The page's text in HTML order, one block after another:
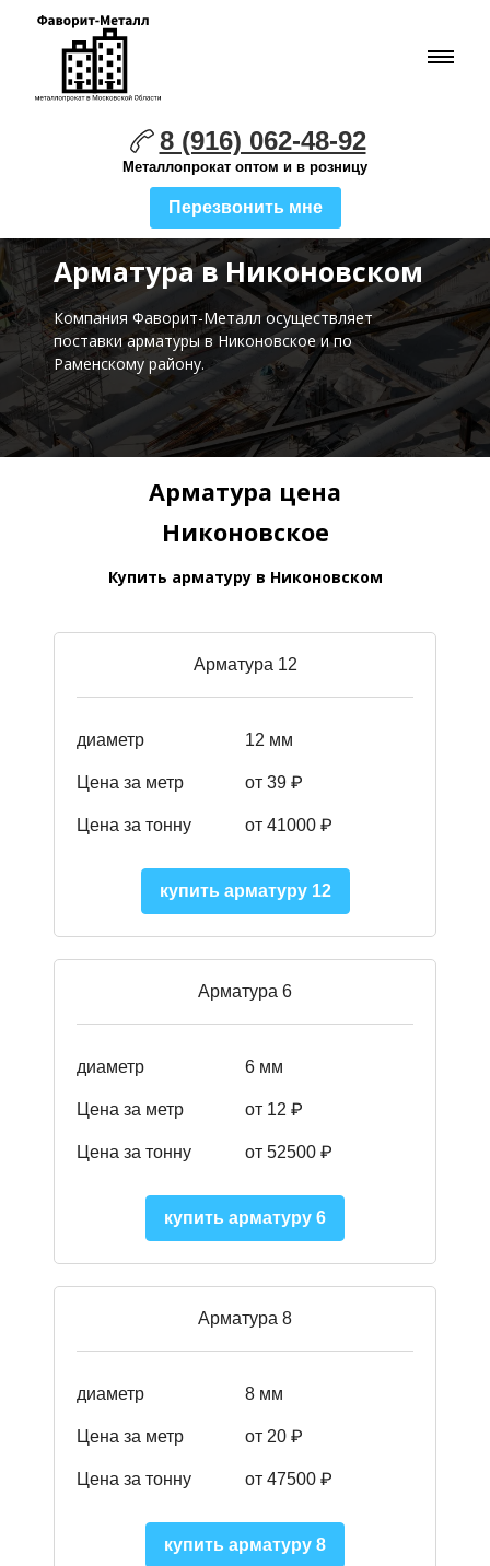
8 (916) 062-48-92
Металлопрокат оптом и в розницу
Перезвонить мне
Арматура в Никоновском
Компания Фаворит-Металл осуществляет
поставкиарматуры в Никоновское и по
Раменскому району.
Арматура цена
Никоновское
Купить арматуру в Никоновском
Арматура 12
диаметр 12 мм
Цена за метр от 39 ₽
Цена за тонну от 41000 ₽
купить арматуру 12
Арматура 6
диаметр 6 мм
Цена за метр от 12 ₽
Цена за тонну от 52500 ₽
купить арматуру 6
Арматура 8
диаметр 8 мм
Цена за метр от 20 ₽
Цена за тонну от 47500 ₽
купить арматуру 8